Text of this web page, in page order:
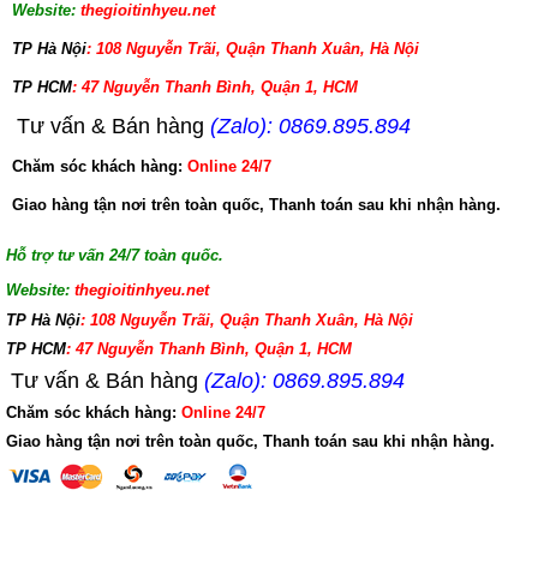
Website: thegioitinhyeu.net
TP Hà Nội: 108 Nguyễn Trãi, Quận Thanh Xuân, Hà Nội
TP HCM: 47 Nguyễn Thanh Bình, Quận 1, HCM
Tư vấn & Bán hàng (Zalo): 0869.895.894
Chăm sóc khách hàng: Online 24/7
Giao hàng tận nơi trên toàn quốc, Thanh toán sau khi nhận hàng.
Hỗ trợ tư vấn 24/7 toàn quốc.
Website: thegioitinhyeu.net
TP Hà Nội: 108 Nguyễn Trãi, Quận Thanh Xuân, Hà Nội
TP HCM: 47 Nguyễn Thanh Bình, Quận 1, HCM
Tư vấn & Bán hàng (Zalo): 0869.895.894
Chăm sóc khách hàng: Online 24/7
Giao hàng tận nơi trên toàn quốc, Thanh toán sau khi nhận hàng.